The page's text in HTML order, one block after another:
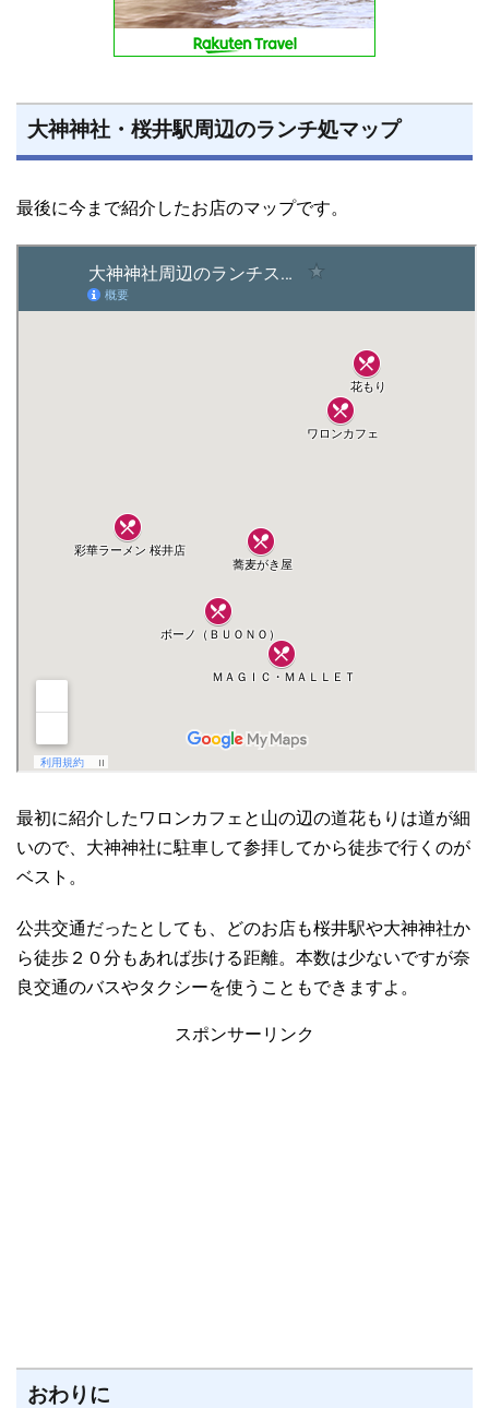
大神神社・桜井駅周辺のランチ処マップ
最後に今まで紹介したお店のマップです。
最初に紹介したワロンカフェと山の辺の道花もりは道が細
いので、大神神社に駐車して参拝してから徒歩で行くのが
ベスト。
公共交通だったとしても、どのお店も桜井駅や大神神社か
ら徒歩２０分もあれば歩ける距離。本数は少ないですが奈
良交通のバスやタクシーを使うこともできますよ。
スポンサーリンク
おわりに